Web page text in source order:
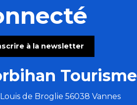
à la newsletter
Tourisme
de Broglie 56038 Vannes